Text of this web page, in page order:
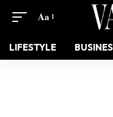
Aa
LIFESTYLE